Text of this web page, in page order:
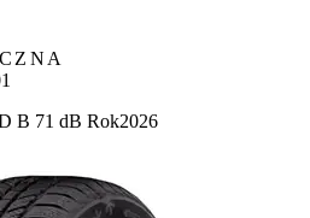
B 71 dB Rok2026